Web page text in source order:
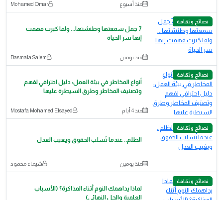
منذ أسبوع ‪Mohamed Omar‬‏
نصائح وثقافة
7 جمل سمعتها وطنشتها... ولما كبرت فهمت
إنها سر الحياة
منذ يومين Basmala Salem
نصائح وثقافة
أنواع المخاطر في بيئة العمل: دليل احترافي لفهم
وتصنيف المخاطر وطرق السيطرة عليها
منذ 4 أيام Mostafa Mohamed Elsayed
نصائح وثقافة
الظلم.. عندما تُسلب الحقوق ويغيب العدل
منذ يومين شيماء محمود
نصائح وثقافة
لماذا يداهمك النوم أثناء المذاكرة؟ (الأسباب
العلمية والحل النهائي)